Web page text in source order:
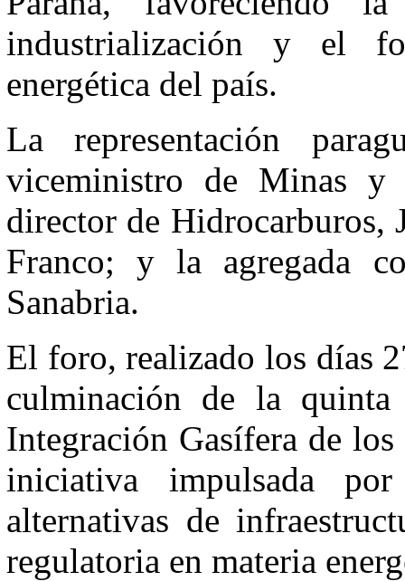
industrialización y el
energética del país.
La representación
viceministro de Minas y
director de
Franco; y la agregada
Sanabria.
El foro, realizado los días
culminación de la
Integración Gasífera de
iniciativa impulsada
alternativas de
regulatoria en materia